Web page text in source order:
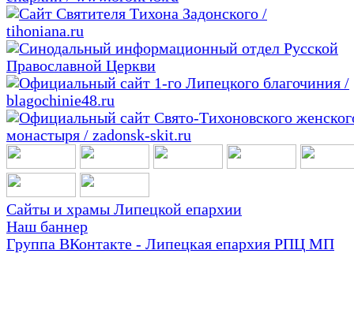
Сайты и храмы Липецкой епархии
Наш баннер
Группа ВКонтакте - Липецкая епархия РПЦ МП